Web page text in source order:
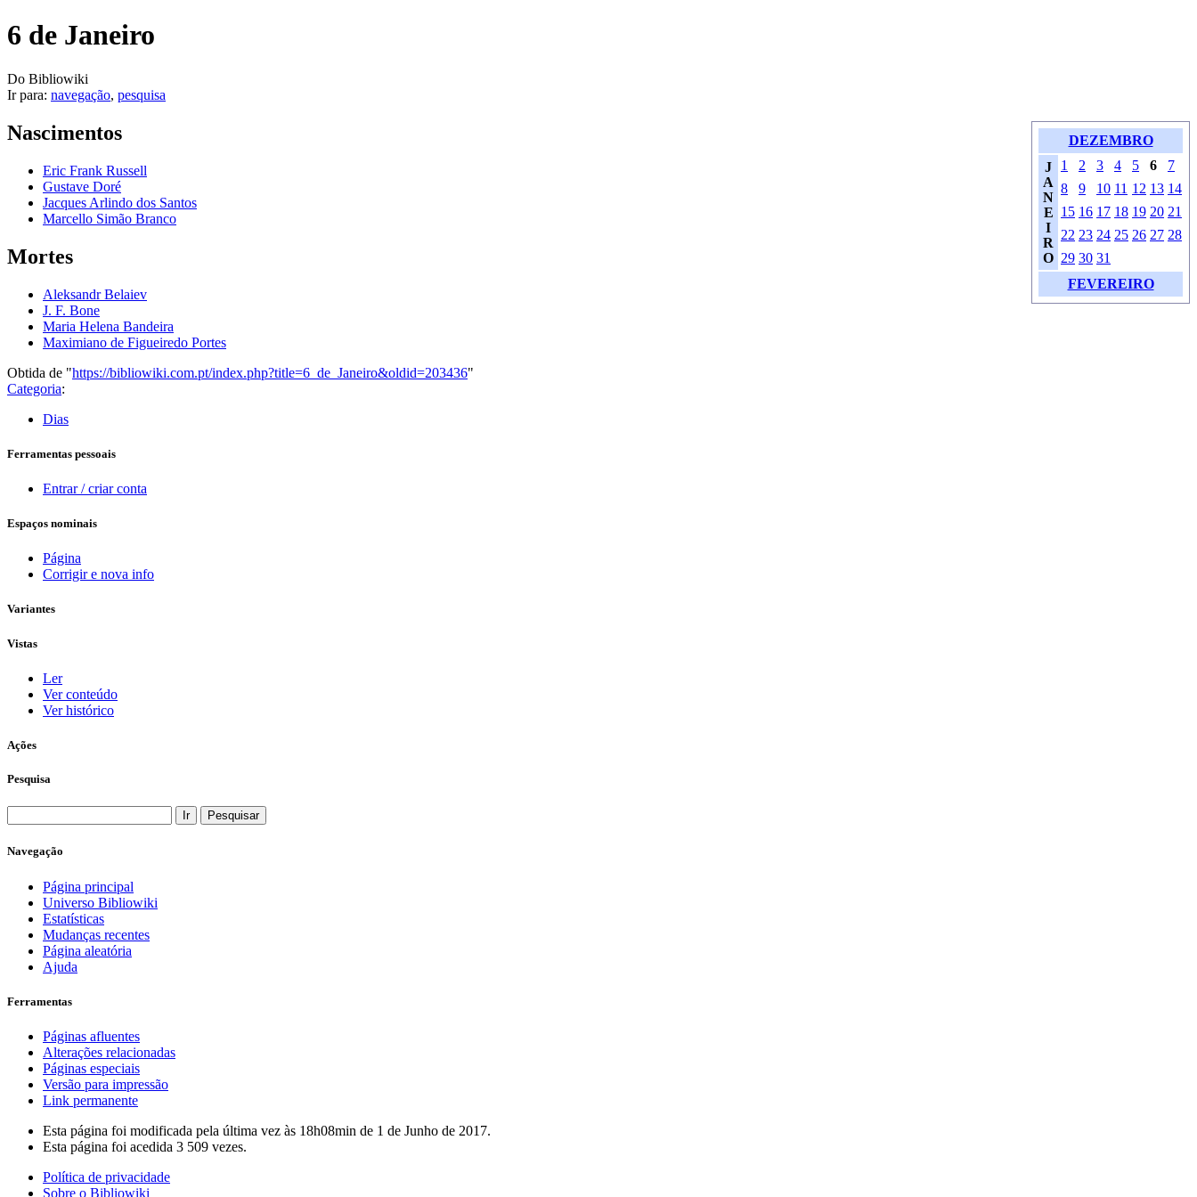
6 de Janeiro
Do Bibliowiki
Ir para: navegação, pesquisa
DEZEMBRO
J
A
N
E
I
R
O
1 2 3 4 5 6
7
8
9 10 11 12 13 14
15 16 17 18 19 20 21
22 23 24 25 26 27 28
29 30 31
FEVEREIRO
Nascimentos
Eric Frank Russell
Gustave Doré
Jacques Arlindo dos Santos
Marcello Simão Branco
Mortes
Aleksandr Belaiev
J. F. Bone
Maria Helena Bandeira
Maximiano de Figueiredo Portes
Obtida de "https://bibliowiki.com.pt/index.php?title=6_de_Janeiro&oldid=203436"
Categoria:
Dias
Ferramentas pessoais
Entrar / criar conta
Espaços nominais
Página
Corrigir e nova info
Variantes
Vistas
Ler
Ver conteúdo
Ver histórico
Ações
Pesquisa
Navegação
Página principal
Universo Bibliowiki
Estatísticas
Mudanças recentes
Página aleatória
Ajuda
Ferramentas
Páginas afluentes
Alterações relacionadas
Páginas especiais
Versão para impressão
Link permanente
Esta página foi modificada pela última vez às 18h08min de 1 de Junho de 2017.
Esta página foi acedida 3 509 vezes.
Política de privacidade
Sobre o Bibliowiki